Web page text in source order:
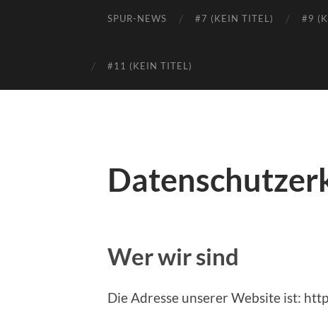
SPUR-NEWS #7 (KEIN TITEL) #9
#11 (KEIN TITEL)
Wer wir sind
Die Adresse unserer Website ist: